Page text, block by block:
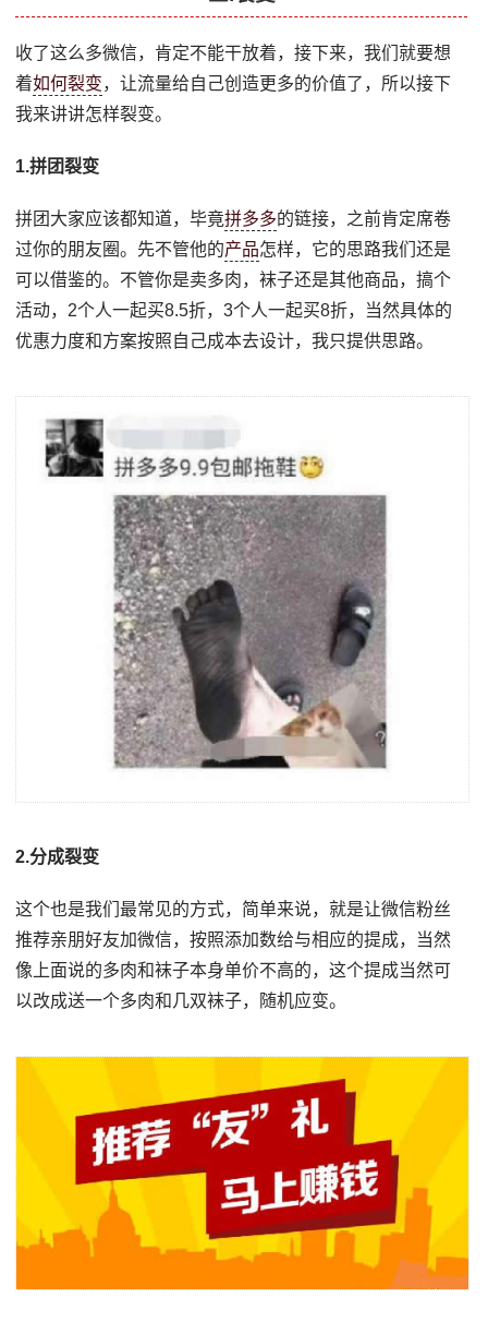
收了这么多微信，肯定不能干放着，接下来，我们就要想
着如何裂变，让流量给自己创造更多的价值了，所以接下
我来讲讲怎样裂变。
1.拼团裂变
拼团大家应该都知道，毕竟拼多多的链接，之前肯定席卷
过你的朋友圈。先不管他的产品怎样，它的思路我们还是
可以借鉴的。不管你是卖多肉，袜子还是其他商品，搞个
活动，2个人一起买8.5折，3个人一起买8折，当然具体的
优惠力度和方案按照自己成本去设计，我只提供思路。
2.分成裂变
这个也是我们最常见的方式，简单来说，就是让微信粉丝
推荐亲朋好友加微信，按照添加数给与相应的提成，当然
像上面说的多肉和袜子本身单价不高的，这个提成当然可
以改成送一个多肉和几双袜子，随机应变。